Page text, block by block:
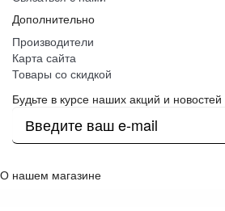
Дополнительно
Производители
Карта сайта
Товары со скидкой
Будьте в курсе наших акций и новостей
О нашем магазине